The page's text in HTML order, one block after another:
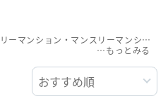
京田辺駅/オートロックのウィークリーマンション・マンスリーマンション賃貸物件一覧を掲載中。敷金・礼金無料、家具・家電付をご紹介。こだわり条件での絞込みも簡単！
…